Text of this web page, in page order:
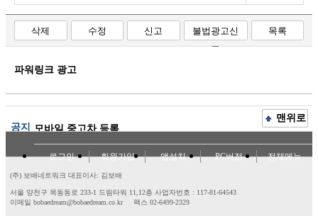
삭제 수정 신고
불법광고신
고
목록
파워링크 광고
공지 모바일 중고차 등록
맨위로
로그인 회원가입 앱설치 PC버전 전체메뉴
(주) 보배네트워크 대표이사: 김보배
서울 양천구 목동동로 233-1 드림타워 11,12층 사업자번호 : 117-81-64543
이메일 bobaedream@bobaedream.co.kr
팩스 02-6499-2329